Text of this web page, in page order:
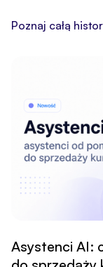
Klienci, a z
Poznaj całą
Asystenci AI: